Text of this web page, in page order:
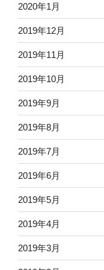
2020年1月
2019年12月
2019年11月
2019年10月
2019年9月
2019年8月
2019年7月
2019年6月
2019年5月
2019年4月
2019年3月